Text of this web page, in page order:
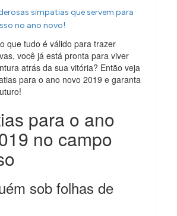
simpatias que servem para
no ano novo!
que tudo é válido para trazer
você já está pronta para viver
atrás da sua vitória? Então veja
para o ano novo 2019 e garanta
para o ano
no campo
sob folhas de